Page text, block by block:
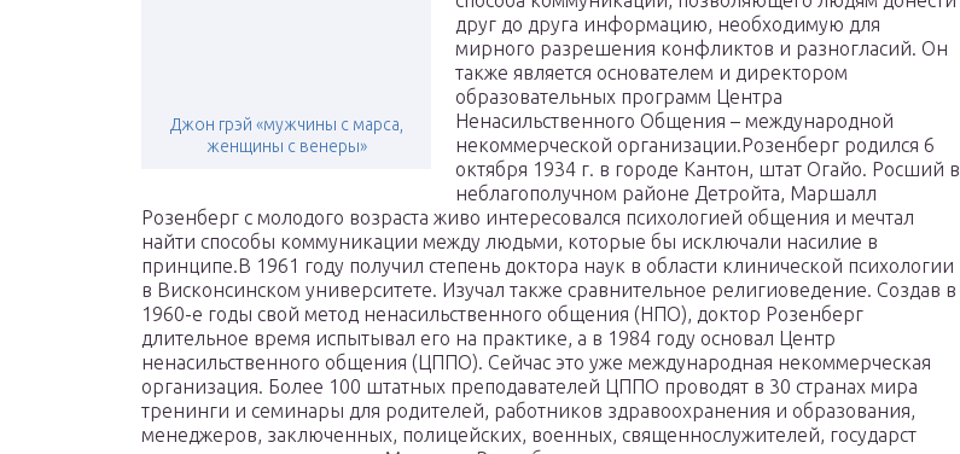
Джон грэй «мужчины с марса,
женщины с венеры»
друг до друга информацию, необходимую для
мирного разрешения конфликтов и разногласий. Он
также является основателем и директором
образовательных программ Центра
Ненасильственного Общения – международной
некоммерческой организации.Розенберг родился 6
октября 1934 г. в городе Кантон, штат Огайо. Росший в
неблагополучном районе Детройта, Маршалл
Розенберг с молодого возраста живо интересовался психологией общения и мечтал
найти способы коммуникации между людьми, которые бы исключали насилие в
принципе.В 1961 году получил степень доктора наук в области клинической психологии
в Висконсинском университете. Изучал также сравнительное религиоведение. Создав в
1960-е годы свой метод ненасильственного общения (НПО), доктор Розенберг
длительное время испытывал его на практике, а в 1984 году основал Центр
ненасильственного общения (ЦППО). Сейчас это уже международная некоммерческая
организация. Более 100 штатных преподавателей ЦППО проводят в 30 странах мира
тренинги и семинары для родителей, работников здравоохранения и образования,
менеджеров, заключенных, полицейских, военных, священнослужителей, государст